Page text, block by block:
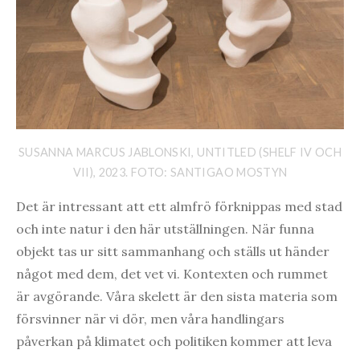
SUSANNA MARCUS JABLONSKI, UNTITLED (SHELF IV OCH
VII), 2023. FOTO: SANTIGAO MOSTYN
Det är intressant att ett almfrö förknippas med stad
och inte natur i den här utställningen. När funna
objekt tas ur sitt sammanhang och ställs ut händer
något med dem, det vet vi. Kontexten och rummet
är avgörande. Våra skelett är den sista materia som
försvinner när vi dör, men våra handlingars
påverkan på klimatet och politiken kommer att leva